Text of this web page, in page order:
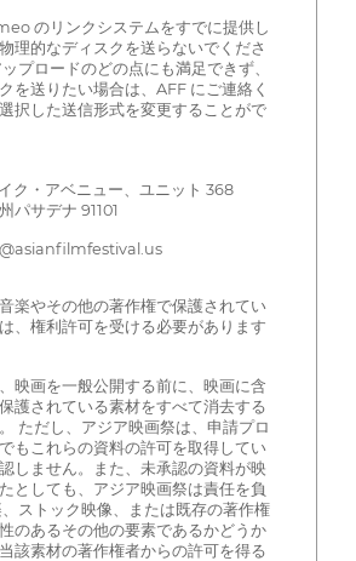
のリンクシステムをすでに提供し
理的なディスクを送らないでくださ
プロードのどの点にも満足できず、
を送りたい場合は、AFF にご連絡く
択した送信形式を変更することがで
ク・アベニュー、ユニット 368
パサデナ 91101
楽やその他の著作権で保護されてい
、権利許可を受ける必要があります
映画を一般公開する前に、映画に含
護されている素材をすべて消去する
ただし、アジア映画祭は、申請プロ
もこれらの資料の許可を取得してい
しません。また、未承認の資料が映
としても、アジア映画祭は責任を負
ストック映像、または既存の著作権
のあるその他の要素であるかどうか
該素材の著作権者からの許可を得る